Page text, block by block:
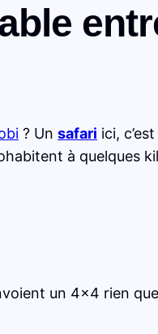
? Un safari ici,
à quelques
un 4×4 rien